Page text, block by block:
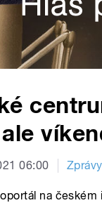
06:00
na českém